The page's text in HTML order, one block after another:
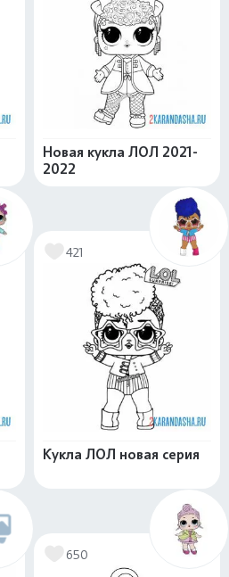
Новая кукла ЛОЛ 2021-
2022
421
Кукла ЛОЛ новая серия
650